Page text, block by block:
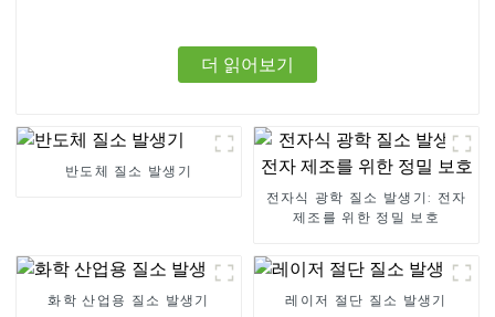
더 읽어보기
반도체 질소 발생기
전자식 광학 질소 발생기: 전자
제조를 위한 정밀 보호
화학 산업용 질소 발생기 레이저 절단 질소 발생기